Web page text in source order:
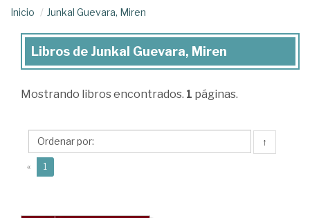
Inicio Junkal Guevara, Miren
Libros
Junkal
Miren
Libros de Junkal Guevara, Miren
Mostrando libros encontrados. 1 páginas.
↑
« 1